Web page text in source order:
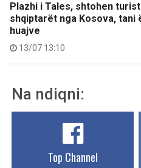
Plazhi i Tales, shtohen
shqiptarët nga Kosova,
huajve
13/07 13:10
Na ndiqni:
Top Channel